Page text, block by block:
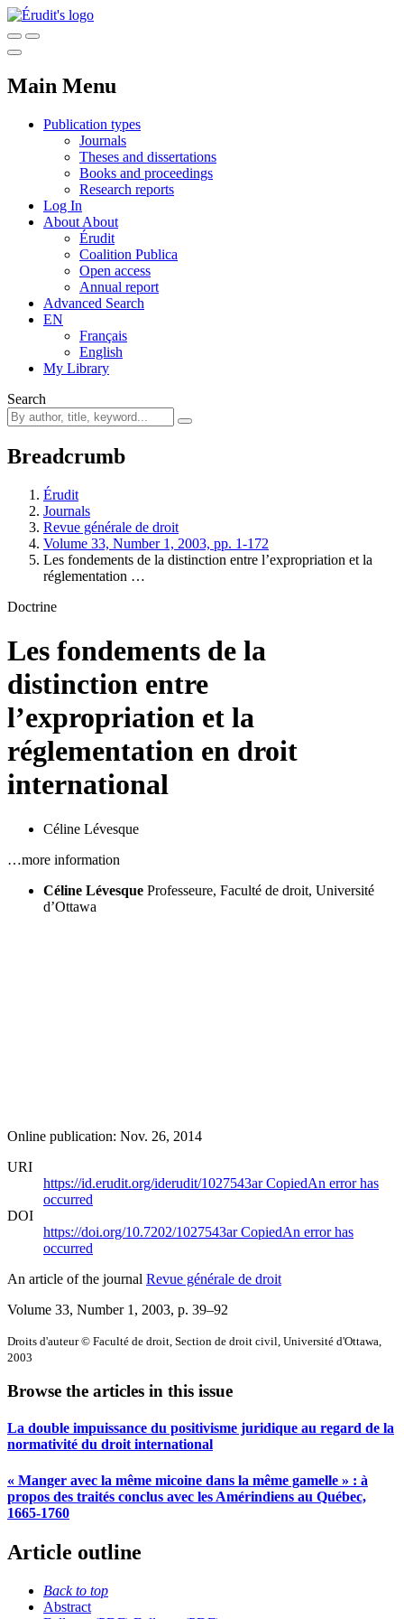
Main Menu
Publication types
Journals
Theses and dissertations
Books and proceedings
Research reports
Log In
About About
Érudit
Coalition Publica
Open access
Annual report
Advanced Search
EN
Français
English
My Library
Search
Breadcrumb
Érudit
Journals
Revue générale de droit
Volume 33, Number 1, 2003, pp. 1-172
Les fondements de la distinction entre l’expropriation et la
réglementation …
Doctrine
Les fondements de la
distinction entre
l’expropriation et la
réglementation en droit
international
Céline Lévesque
…more information
Céline Lévesque Professeure, Faculté de droit, Université
d’Ottawa
Online publication: Nov. 26, 2014
URI
https://id.erudit.org/iderudit/1027543arCopiedAn error has
occurred
DOI
https://doi.org/10.7202/1027543arCopiedAn error has
occurred
An article of the journal Revue générale de droit
Volume 33, Number 1, 2003, p. 39–92
Droits d'auteur © Faculté de droit, Section de droit civil, Université d'Ottawa,
2003
Browse the articles in this issue
La double impuissance du positivisme juridique au regard de la
normativité du droit international
« Manger avec la même micoine dans la même gamelle » : à
propos des traités conclus avec les Amérindiens au Québec,
1665-1760
Article outline
Back to top
Abstract